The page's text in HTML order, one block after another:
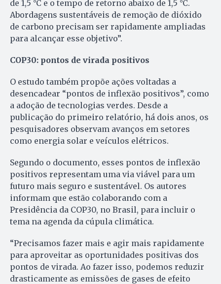
de 1,5 °C e o tempo de retorno abaixo de 1,5 °C.
Abordagens sustentáveis de remoção de dióxido
de carbono precisam ser rapidamente ampliadas
para alcançar esse objetivo”.
COP30: pontos de virada positivos
O estudo também propõe ações voltadas a
desencadear “pontos de inflexão positivos”, como
a adoção de tecnologias verdes. Desde a
publicação do primeiro relatório, há dois anos, os
pesquisadores observam avanços em setores
como energia solar e veículos elétricos.
Segundo o documento, esses pontos de inflexão
positivos representam uma via viável para um
futuro mais seguro e sustentável. Os autores
informam que estão colaborando com a
Presidência da COP30, no Brasil, para incluir o
tema na agenda da cúpula climática.
“Precisamos fazer mais e agir mais rapidamente
para aproveitar as oportunidades positivas dos
pontos de virada. Ao fazer isso, podemos reduzir
drasticamente as emissões de gases de efeito